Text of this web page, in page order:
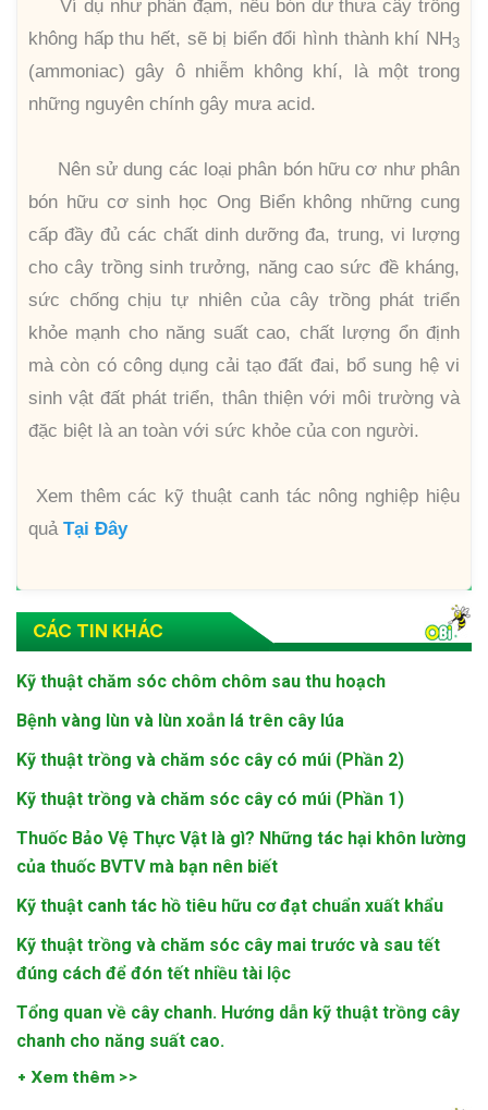
Ví dụ như phân đạm, nếu bón dư thưa cây trồng
không hấp thu hết, sẽ bị biển đổi hình thành khí NH3
(ammoniac) gây ô nhiễm không khí, là một trong
những nguyên chính gây mưa acid.
Nên sử dung các loại phân bón hữu cơ như phân
bón hữu cơ sinh học Ong Biển không những cung
cấp đầy đủ các chất dinh dưỡng đa, trung, vi lượng
cho cây trồng sinh trưởng, năng cao sức đề kháng,
sức chống chịu tự nhiên của cây trồng phát triển
khỏe mạnh cho năng suất cao, chất lượng ổn định
mà còn có công dụng cải tạo đất đai, bổ sung hệ vi
sinh vật đất phát triển, thân thiện với môi trường và
đặc biệt là an toàn với sức khỏe của con người.
Xem thêm các kỹ thuật canh tác nông nghiệp hiệu
quả Tại Đây
CÁC TIN KHÁC
Kỹ thuật chăm sóc chôm chôm sau thu hoạch
Bệnh vàng lùn và lùn xoắn lá trên cây lúa
Kỹ thuật trồng và chăm sóc cây có múi (Phần 2)
Kỹ thuật trồng và chăm sóc cây có múi (Phần 1)
Thuốc Bảo Vệ Thực Vật là gì? Những tác hại khôn lường
của thuốc BVTV mà bạn nên biết
Kỹ thuật canh tác hồ tiêu hữu cơ đạt chuẩn xuất khẩu
Kỹ thuật trồng và chăm sóc cây mai trước và sau tết
đúng cách để đón tết nhiều tài lộc
Tổng quan về cây chanh. Hướng dẫn kỹ thuật trồng cây
chanh cho năng suất cao.
+ Xem thêm >>